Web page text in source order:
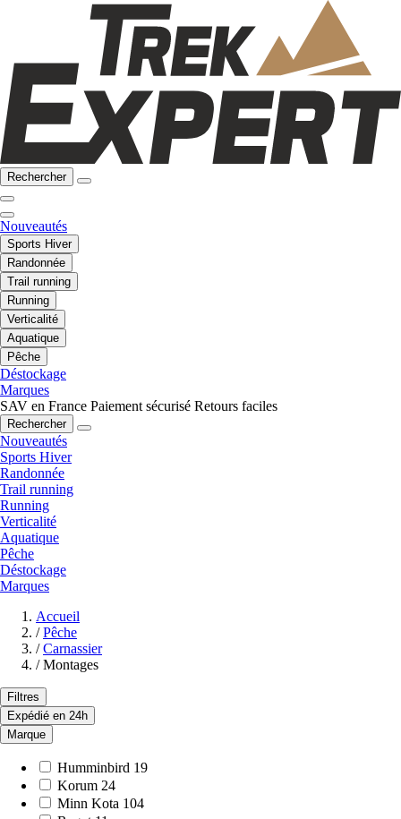
Rechercher
Nouveautés
Sports Hiver
Randonnée
Trail running
Running
Verticalité
Aquatique
Pêche
Déstockage
Marques
SAV en France Paiement sécurisé Retours faciles
Rechercher
Nouveautés
Sports Hiver
Randonnée
Trail running
Running
Verticalité
Aquatique
Pêche
Déstockage
Marques
Accueil
/ Pêche
/ Carnassier
/ Montages
Filtres
Expédié en 24h
Marque
Humminbird 19
Korum 24
Minn Kota 104